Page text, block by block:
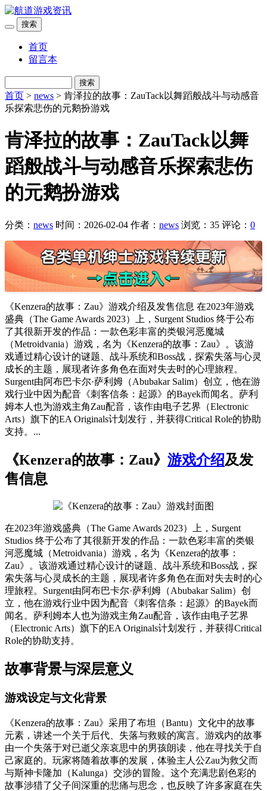
搜索
首页
留言本
搜索
首页 > news > 肯泽拉的故事：ZauTack以舞蹈般战斗与动感音
乐探索悲伤的元鹅扮游戏
肯泽拉的故事：ZauTack以舞
蹈般战斗与动感音乐探索悲伤
的元鹅扮游戏
分类： news 时间：2026-02-04 作者： news 浏览：35 评论： 0
《Kenzera的故事：Zau》游戏介绍及发售信息 在2023年游戏
盛典（The Game Awards 2023）上，Surgent Studios 终于公布
了其很新开发的作品：一款色彩丰富的类银河恶魔城
（Metroidvania）游戏，名为《Kenzera的故事：Zau》。该游
戏通过精心设计的谜题、战斗系统和Boss战，探索失落与心灵
成长的主题，展现者许多角色在面对失去时的心理旅程。
Surgent由阿布巴卡尔·萨利姆（Abubakar Salim）创立，他在游
戏行业中因为配音《刺客信条：起源》的Bayek而闻名。萨利
姆本人也为游戏主角Zau配音，该作由电子艺界（Electronic
Arts）旗下的EA Originals计划发行，并获得Critical Role的协助
支持。...
《Kenzera的故事：Zau》 游戏介绍及发
售信息
在2023年游戏盛典（The Game Awards 2023）上，Surgent
Studios 终于公布了其很新开发的作品：一款色彩丰富的类银
河恶魔城（Metroidvania）游戏，名为《Kenzera的故事：
Zau》。该游戏通过精心设计的谜题、战斗系统和Boss战，探
索失落与心灵成长的主题，展现者许多角色在面对失去时的心
理旅程。Surgent由阿布巴卡尔·萨利姆（Abubakar Salim）创
立，他在游戏行业中因为配音《刺客信条：起源》的Bayek而
闻名。萨利姆本人也为游戏主角Zau配音，该作由电子艺界
（Electronic Arts）旗下的EA Originals计划发行，并获得Critical
Role的协助支持。
故事背景与深层意义
游戏设定与文化背景
《Kenzera的故事：Zau》采用了布坦（Bantu）文化中的故事
元素，讲述一个关于后代、失落与救赎的寓言。游戏内的故事
由一个失落于对已逝父亲哀思中的男孩朗读，他在寻找关于自
己家庭的。玩家将随着故事的发展，体验主人公Zau为救父而
与斯神卡隆加（Kalunga）交涉的冒险。这个充满悲剧色彩的
故事涉猎了父子间深重的悲痛与思念，也反映了许多家庭在失